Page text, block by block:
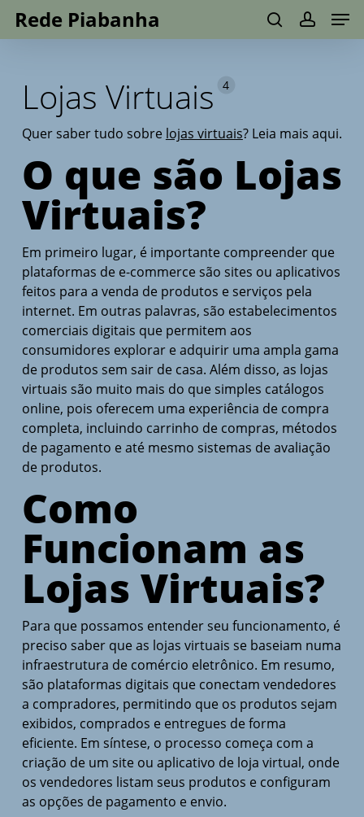
SkipRede Piabanha
searchaccount
Lojas Virtuais 4
Quer saber tudo sobre lojas virtuais? Leia mais aqui.
O que são Lojas
Virtuais?
Em primeiro lugar, é importante compreender que
plataformas de e-commerce são sites ou aplicativos
feitos para a venda de produtos e serviços pela
internet. Em outras palavras, são estabelecimentos
comerciais digitais que permitem aos
consumidores explorar e adquirir uma ampla gama
de produtos sem sair de casa. Além disso, as lojas
virtuais são muito mais do que simples catálogos
online, pois oferecem uma experiência de compra
completa, incluindo carrinho de compras, métodos
de pagamento e até mesmo sistemas de avaliação
de produtos.
Como
Funcionam as
Lojas Virtuais?
Para que possamos entender seu funcionamento, é
preciso saber que as lojas virtuais se baseiam numa
infraestrutura de comércio eletrônico. Em resumo,
são plataformas digitais que conectam vendedores
a compradores, permitindo que os produtos sejam
exibidos, comprados e entregues de forma
eficiente. Em síntese, o processo começa com a
criação de um site ou aplicativo de loja virtual, onde
os vendedores listam seus produtos e configuram
as opções de pagamento e envio.
Menu